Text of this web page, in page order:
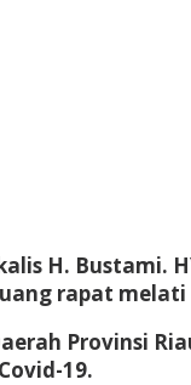
H. Bustami.
rapat
Provinsi
19.